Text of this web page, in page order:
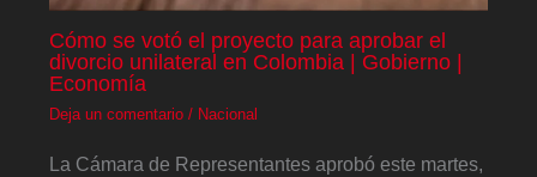
Cómo se votó el proyecto para aprobar el
divorcio unilateral en Colombia | Gobierno |
Economía
Deja un comentario / Nacional
La Cámara de Representantes aprobó este martes,